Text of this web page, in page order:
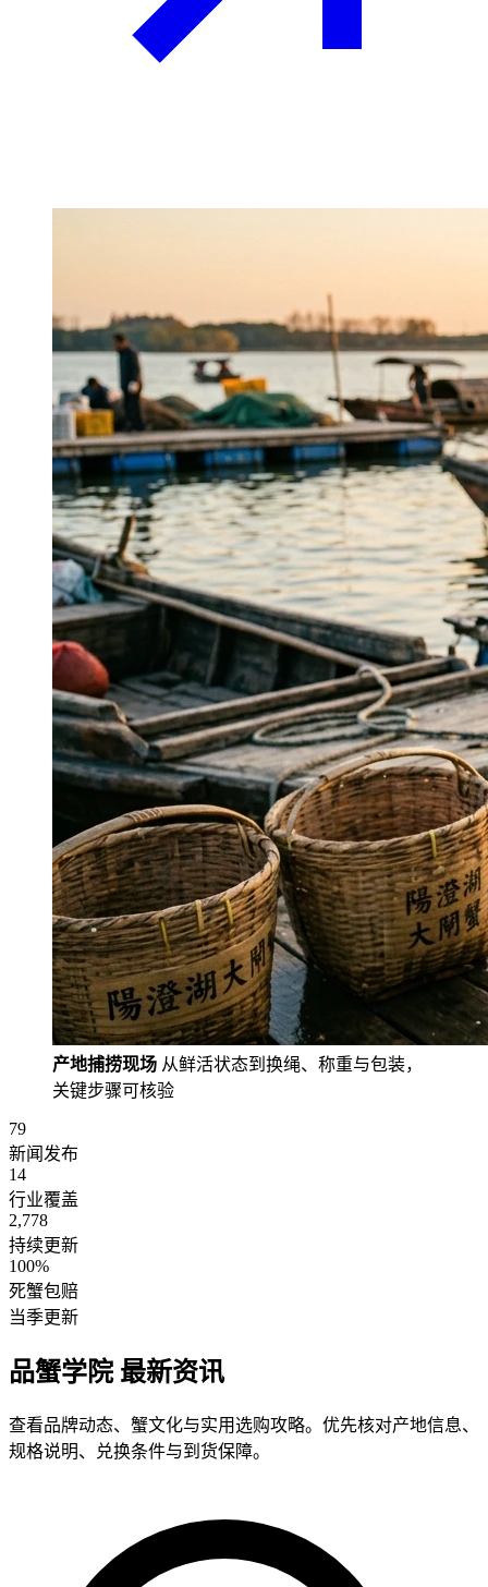
产地捕捞现场 从鲜活状态到换绳、称重与包装，
关键步骤可核验
79
新闻发布
14
行业覆盖
2,778
持续更新
100%
死蟹包赔
当季更新
品蟹学院 最新资讯
查看品牌动态、蟹文化与实用选购攻略。优先核对产地信息、
规格说明、兑换条件与到货保障。